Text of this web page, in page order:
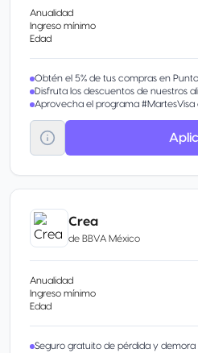
Anualidad
Ingreso mínimo
Edad
Obtén el 5% de tus compras en
Disfruta los descuentos de nuestros
Aprovecha el programa #MartesVisa
Crea
de BBVA México
Anualidad
Ingreso mínimo
Edad
Seguro gratuito de pérdida y demora